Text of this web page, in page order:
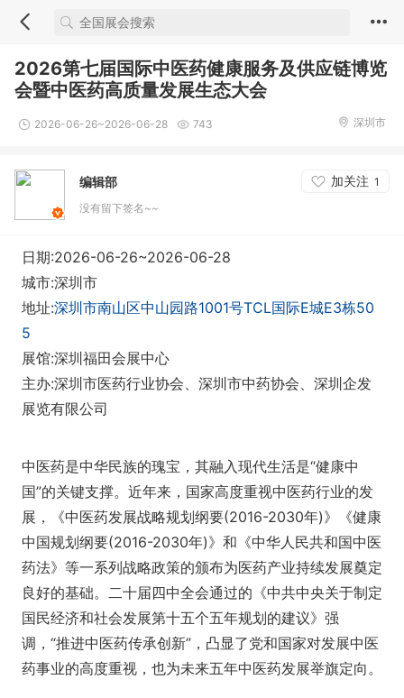
2026第七届国际中医药健康服务及供应链博览
会暨中医药高质量发展生态大会
2026-06-26~2026-06-28 743 深圳市
编辑部 加关注 1
没有留下签名~~
日期:2026-06-26~2026-06-28
城市:深圳市
地址:深圳市南山区中山园路1001号TCL国际E城E3栋50
5
展馆:深圳福田会展中心
主办:深圳市医药行业协会、深圳市中药协会、深圳企发
展览有限公司
中医药是中华民族的瑰宝，其融入现代生活是“健康中
国”的关键支撑。近年来，国家高度重视中医药行业的发
展，《中医药发展战略规划纲要(2016-2030年)》《健康
中国规划纲要(2016-2030年)》和《中华人民共和国中医
药法》等一系列战略政策的颁布为医药产业持续发展奠定
良好的基础。二十届四中全会通过的《中共中央关于制定
国民经济和社会发展第十五个五年规划的建议》强
调，“推进中医药传承创新”，凸显了党和国家对发展中医
药事业的高度重视，也为未来五年中医药发展举旗定向。